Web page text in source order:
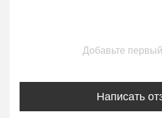
Добавьте
Написать